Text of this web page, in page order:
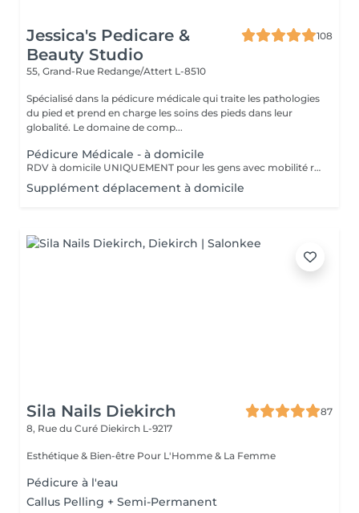
Jessica's Pedicare &
Beauty Studio
108
55, Grand-Rue Redange/Attert L-8510
Spécialisé dans la pédicure médicale qui traite les pathologies
du pied et prend en charge les soins des pieds dans leur
globalité. Le domaine de comp...
Pédicure Médicale - à domicile
RDV à domicile UNIQUEMENT pour les gens avec mobilité réduit, handicap, sans permit de conduit ou qui reçois régulièrement des services aides à domicile. Selon les disponibilités de 9h15 à 16h30 dans un rayon de 20Km autour de Rédange. S'ajouterons les frais suivants en fonction du lieu de réalisation de la prestation : 0 - 5 Km = 3 6 - 10 Km = 6 11 - 15 Km = 9 16 - 20 Km = 12 > 20 Km = 15
Supplément déplacement à domicile
Sila Nails Diekirch
87
8, Rue du Curé Diekirch L-9217
Esthétique & Bien-être Pour L'Homme & La Femme
Pédicure à l'eau
Callus Pelling + Semi-Permanent